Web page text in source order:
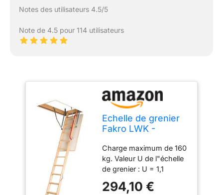
Notes des utilisateurs 4.5/5
Note de 4.5 pour 114 utilisateurs
Echelle de grenier
Fakro LWK -
111 x 280
Charge maximum de 160
kg. Valeur U de l"échelle
de grenier : U = 1,1
l'isolation : 3 cm -
294,10 €